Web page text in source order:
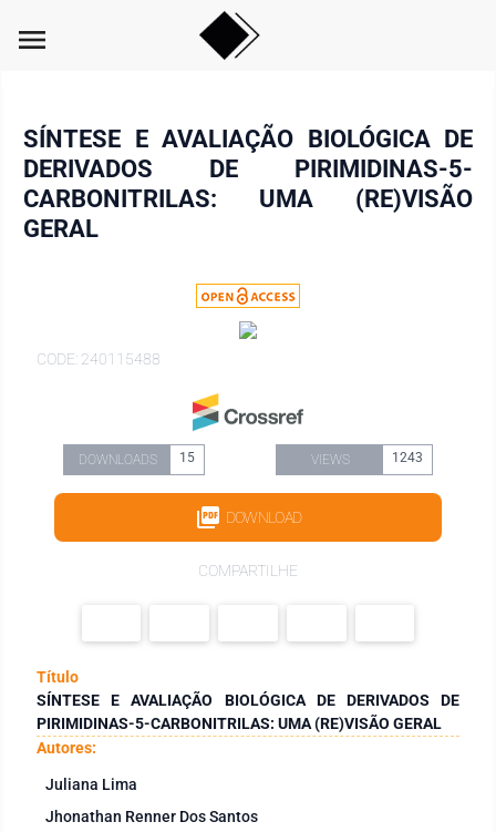
menu
SÍNTESE E AVALIAÇÃO BIOLÓGICA DE
DERIVADOS DE PIRIMIDINAS-5-
CARBONITRILAS: UMA (RE)VISÃO
GERAL
CODE: 240115488
DOWNLOADS 15 VIEWS 1243
DOWNLOAD
COMPARTILHE
Título
SÍNTESE E AVALIAÇÃO BIOLÓGICA DE DERIVADOS DE
PIRIMIDINAS-5-CARBONITRILAS: UMA (RE)VISÃO GERAL
Autores:
Juliana Lima
Jhonathan Renner Dos Santos